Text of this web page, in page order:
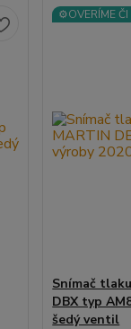
⚙️OVERÍME ČI
Snímač
DBX typ
šedý ventil